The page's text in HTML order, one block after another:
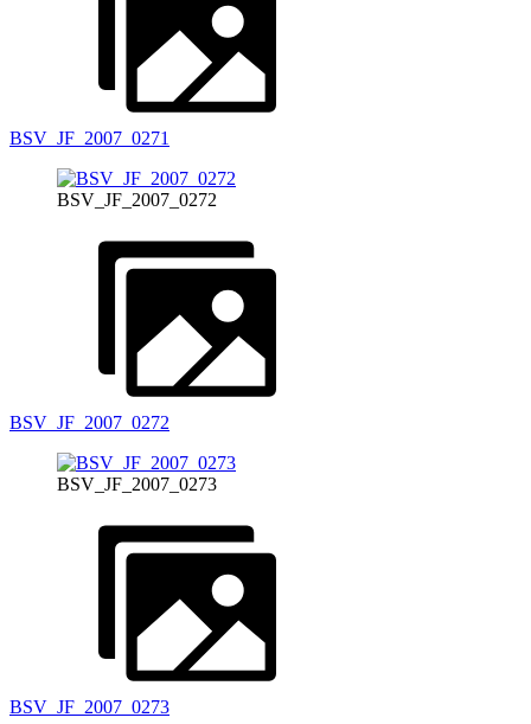
BSV_JF_2007_0271
BSV_JF_2007_0272
BSV_JF_2007_0272
BSV_JF_2007_0273
BSV_JF_2007_0273